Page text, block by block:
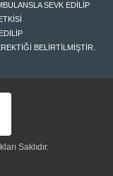
SEVK EDİLİP
BELİRTİLMİŞTİR.
Saklıdır.